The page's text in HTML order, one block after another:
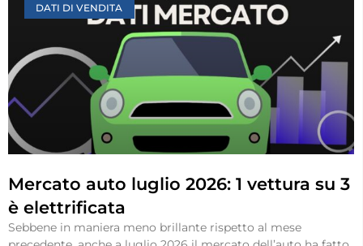
DATI DI VENDITA
Mercato auto luglio 2026: 1 vettura su 3
è elettrificata
Sebbene in maniera meno brillante rispetto al mese